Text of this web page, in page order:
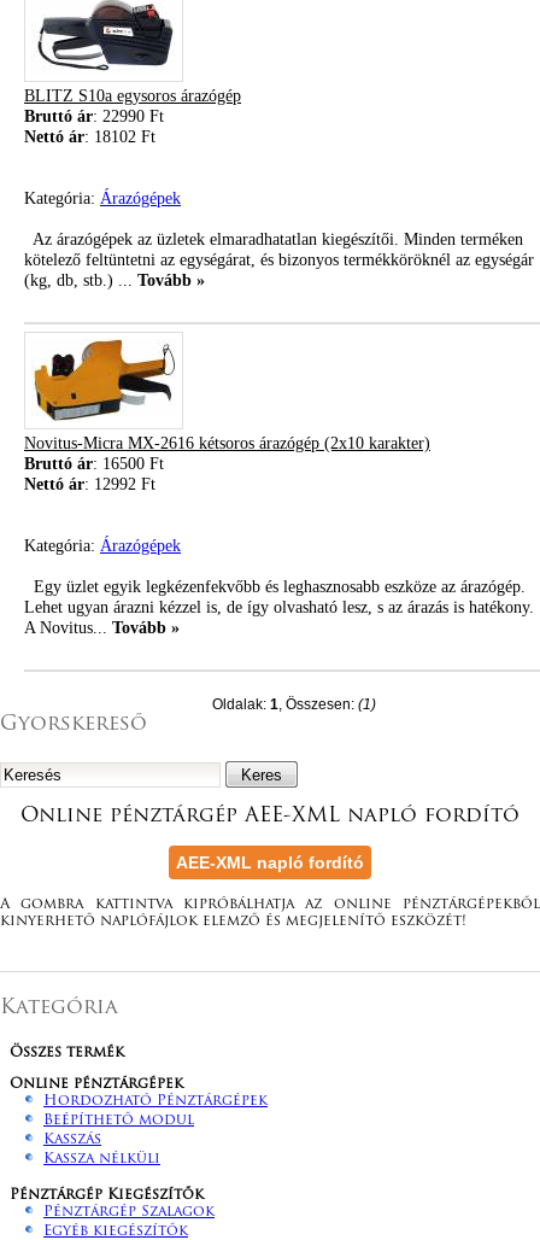
BLITZ S10a egysoros árazógép
Bruttó ár: 22990 Ft
Nettó ár: 18102 Ft
Kategória: Árazógépek
Az árazógépek az üzletek elmaradhatatlan kiegészítői. Minden terméken
kötelező feltüntetni az egységárat, és bizonyos termékköröknél az egységár
(kg, db, stb.) ... Tovább »
Novitus-Micra MX-2616 kétsoros árazógép (2x10 karakter)
Bruttó ár: 16500 Ft
Nettó ár: 12992 Ft
Kategória: Árazógépek
Egy üzlet egyik legkézenfekvőbb és leghasznosabb eszköze az árazógép.
Lehet ugyan árazni kézzel is, de így olvasható lesz, s az árazás is
A Novitus... Tovább »
Oldalak: 1, Összesen: (1)
Gyorskereső
Online pénztárgép AEE-XML napló fordító
A gombra kattintva kipróbálhatja az online pénztárgépekből
kinyerhető naplófájlok elemző és megjelenítő eszközét!
Kategória
Összes termék
Online pénztárgépek
Hordozható Pénztárgépek
Beépíthető modul
Kasszás
Kassza nélküli
Pénztárgép Kiegészítők
Pénztárgép Szalagok
Egyéb kiegészítők